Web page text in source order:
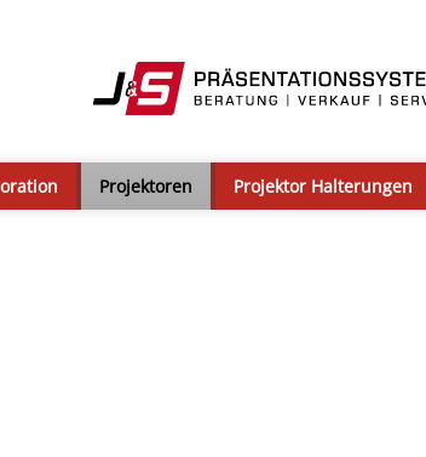
Projektoren Projektor Halterungen